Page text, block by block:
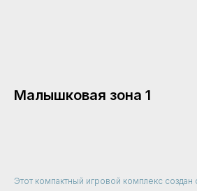
Малышковая зона 1
Этот компактный игровой комплекс создан